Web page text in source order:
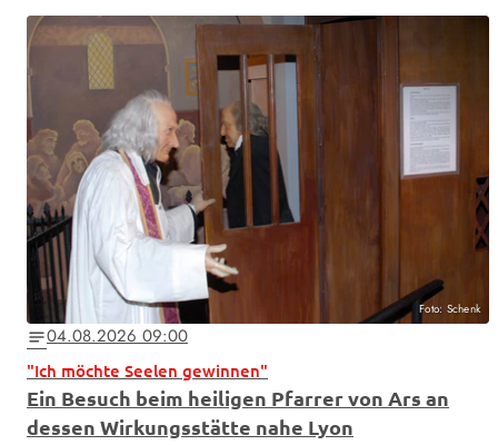
Foto: Schenk
notes04.08.2026 09:00
"Ich möchte Seelen gewinnen"
Ein Besuch beim heiligen Pfarrer von Ars an
dessen Wirkungsstätte nahe Lyon